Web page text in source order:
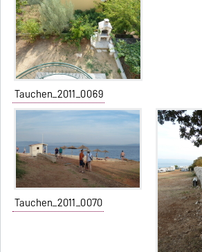
Tauchen_2011_0069
Tauchen_2011_0070